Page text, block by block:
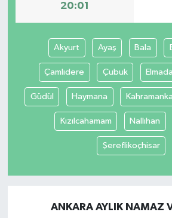
20:01
Akyurt Ayaş Bala
Çamlıdere Çubuk
Güdül Haymana
Kızılcahamam Nallıhan
Şereflikoçhisar
ANKARA AYLIK NAMAZ